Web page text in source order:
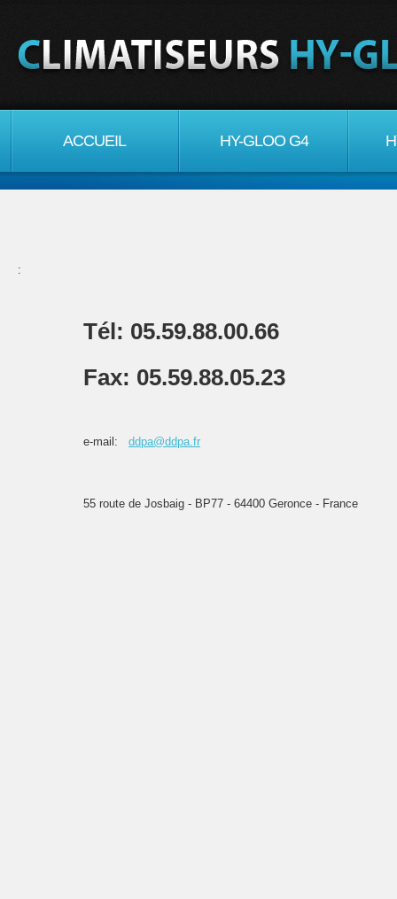
ACCUEIL HY-GLOO G4
:
Tél: 05.59.88.00.66
Fax: 05.59.88.05.23
e-mail: ddpa@ddpa.fr
55 route de Josbaig - BP77 - 64400 Geronce - France